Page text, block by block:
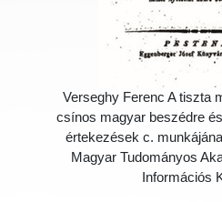
Verseghy Ferenc A tiszta
csínos magyar beszédre
értekezések c.
Magyar Tudományos
Információs